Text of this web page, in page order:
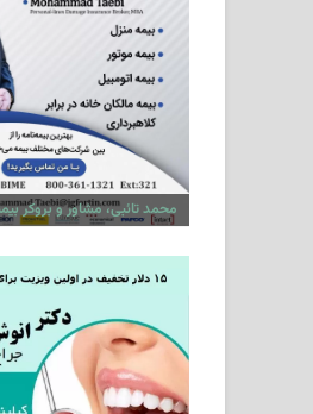
محمد تائبی، مشاور و بروکر